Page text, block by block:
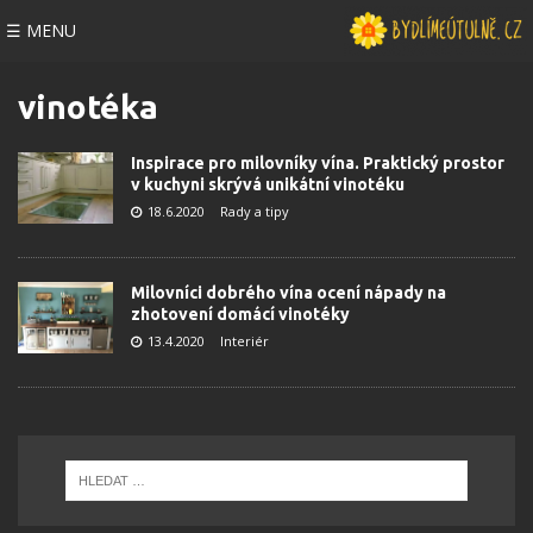
☰ MENU
vinotéka
Inspirace pro milovníky vína. Praktický prostor
v kuchyni skrývá unikátní vinotéku
18.6.2020 Rady a tipy
Milovníci dobrého vína ocení nápady na
zhotovení domácí vinotéky
13.4.2020 Interiér